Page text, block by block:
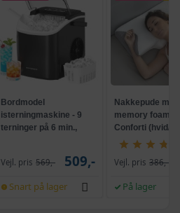
Bordmodel
isterningmaskine - 9
terninger på 6 min.,
Vejl. pris 569,- 509,-
Snart på lager
Nakkepude med
memory foam -
Conforti (hvid/
Vejl. pris 386,-
På lager